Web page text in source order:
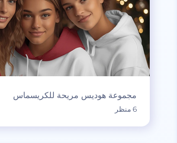
مجموعة هوديس مريحة للكريسماس
6 منظر